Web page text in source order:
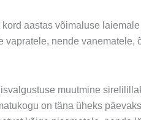
aastas võimaluse
nende vanematele,
muutmine
on täna üheks